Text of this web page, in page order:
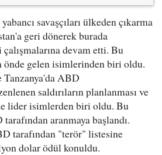
savaşçıları ülkeden çıkarma
geri dönerek burada
çalışmalarına devam etti. Bu
gelen isimlerinden biri oldu.
Tanzanya'da ABD
saldırıların planlanması ve
lider isimlerden biri oldu. Bu
aranmaya başlandı.
tarafından "terör" listesine
dolar ödül konuldu.